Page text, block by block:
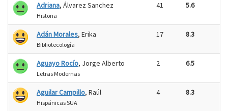
Adriana, Álvarez Sanchez
Historia
41 5.6
Adán Morales, Erika
Bibliotecología
17 8.3
Aguayo Rocío, Jorge Alberto
Letras Modernas
2 6.5
Aguilar Campillo, Raúl
Hispánicas SUA
4 8.3